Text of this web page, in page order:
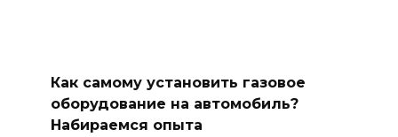
Как самому установить газовое
оборудование на автомобиль?
Набираемся опыта